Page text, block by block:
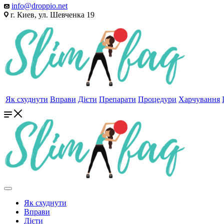
info@droppio.net
г. Киев, ул. Шевченка 19
Як схуднути Вправи Дієти Препарати Процедури Харчування
Як схуднути
Вправи
Дієти